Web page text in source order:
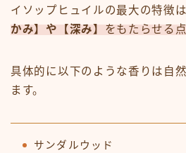
イソップヒュイルの最大の特徴
かみ】や【深み】 をもたらせる
具体的に以下のような香りは自
ます。
サンダルウッド